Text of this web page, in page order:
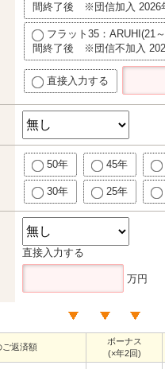
間終了後 ※団信加入 2026
フラット35：ARUHI(21
間終了後 ※団信不加入
直接入力する
50年 45年
30年 25年
直接入力する
万円
ご返済額
ボーナス
(×年2回)